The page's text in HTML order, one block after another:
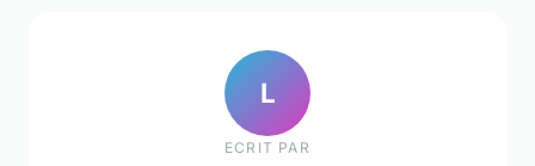
L
ECRIT PAR